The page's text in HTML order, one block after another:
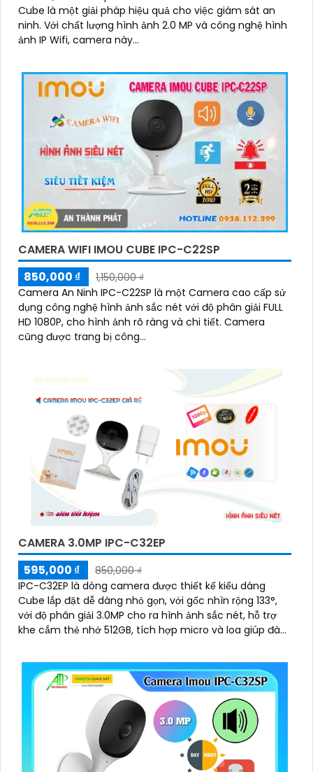
Cube là một giải pháp hiệu quả cho việc giám sát an
ninh. Với chất lượng hình ảnh 2.0 MP và công nghệ hình
ảnh IP Wifi, camera này...
CAMERA WIFI IMOU CUBE IPC-C22SP
850,000 ₫
1,150,000 ₫
Camera An Ninh IPC-C22SP là một Camera cao cấp sử
dụng công nghệ hình ảnh sắc nét với độ phân giải FULL
HD 1080P, cho hình ảnh rõ ràng và chi tiết. Camera
cũng được trang bị công...
CAMERA 3.0MP IPC-C32EP
595,000 ₫
850,000 ₫
IPC-C32EP là dòng camera được thiết kế kiểu dáng
Cube lắp đặt dễ dàng nhỏ gọn, với gốc nhìn rộng 133°,
với độ phân giải 3.0MP cho ra hình ảnh sắc nét, hỗ trợ
khe cắm thẻ nhớ 512GB, tích hợp micro và loa giúp đàm
Onvif